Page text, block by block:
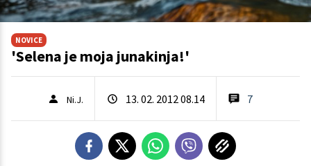
NOVICE
'Selena je moja junakinja!'
Ni.J. 13. 02. 2012 08.14 7